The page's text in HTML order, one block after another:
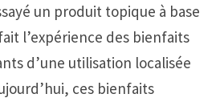
un produit topique à base
l’expérience des bienfaits
d’une utilisation localisée
ces bienfaits